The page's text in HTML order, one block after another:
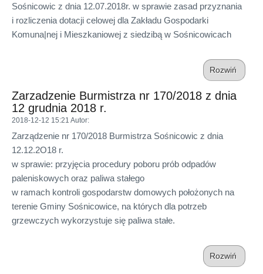
Sośnicowic z dnia 12.07.2018r. w sprawie zasad przyznania
i rozliczenia dotacji celowej dla Zakładu Gospodarki
Komuna|nej i Mieszkaniowej z siedzibą w Sośnicowicach
Rozwiń
Zarzadzenie Burmistrza nr 170/2018 z dnia
12 grudnia 2018 r.
2018-12-12 15:21 Autor:
Zarządzenie nr 170/2018 Burmistrza Sośnicowic z dnia
12.12.2O18 r.
w sprawie: przyjęcia procedury poboru prób odpadów
paleniskowych oraz paliwa stałego
w ramach kontroli gospodarstw domowych położonych na
terenie Gminy Sośnicowice, na których dla potrzeb
grzewczych wykorzystuje się paliwa stałe.
Rozwiń